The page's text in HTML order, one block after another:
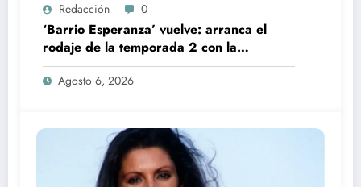
Redacción 0
‘Barrio Esperanza’ vuelve: arranca el
rodaje de la temporada 2 con la
incorporación de María Castro
Agosto 6, 2026